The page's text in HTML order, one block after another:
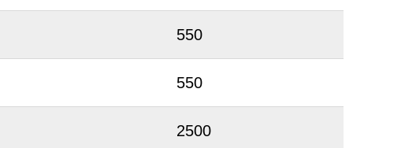
550
550
2500